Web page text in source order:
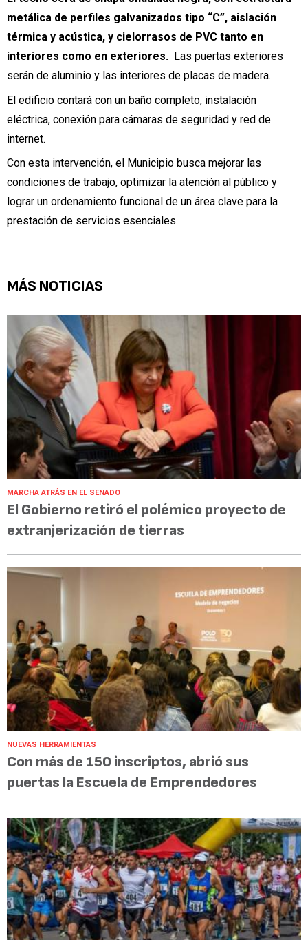
metálica de perfiles galvanizados tipo “C”, aislación
térmica y acústica, y cielorrasos de PVC tanto en
interiores como en exteriores. Las puertas exteriores
serán de aluminio y las interiores de placas de madera.
El edificio contará con un baño completo, instalación
eléctrica, conexión para cámaras de seguridad y red de
internet.
Con esta intervención, el Municipio busca mejorar las
condiciones de trabajo, optimizar la atención al público y
lograr un ordenamiento funcional de un área clave para la
prestación de servicios esenciales.
MÁS NOTICIAS
MARCHA ATRÁS EN EL SENADO
El Gobierno retiró el polémico proyecto de
extranjerización de tierras
NUEVAS HERRAMIENTAS
Con más de 150 inscriptos, abrió sus
puertas la Escuela de Emprendedores